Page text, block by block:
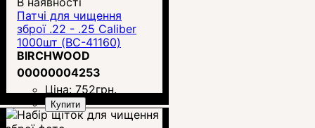
Патчі для чищення
зброї .22 - .25 Caliber
1000шт (BC-41160)
BIRCHWOOD
00000004253
Ціна: 752грн.
Купити